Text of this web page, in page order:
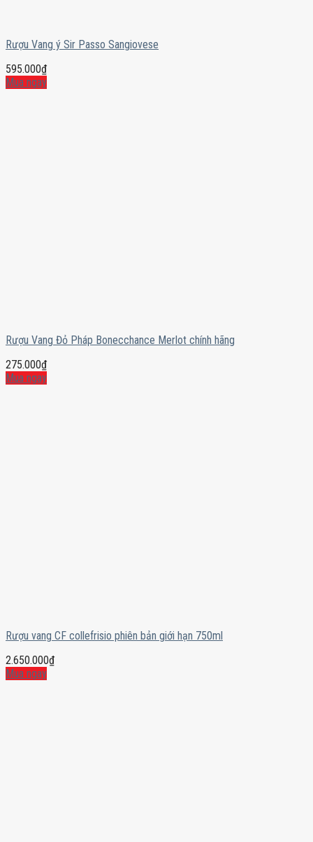
Rượu Vang ý Sir Passo Sangiovese
595.000₫
Mua ngay
Rượu Vang Đỏ Pháp Bonecchance Merlot chính hãng
275.000₫
Mua ngay
Rượu vang CF collefrisio phiên bản giới hạn 750ml
2.650.000₫
Mua ngay